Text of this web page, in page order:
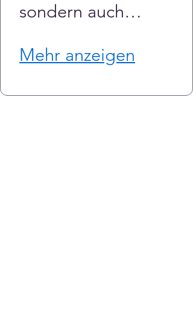
sondern auch…
Mehr anzeigen